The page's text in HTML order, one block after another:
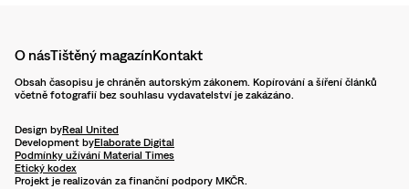
O násTištěný magazínKontakt
Obsah časopisu je chráněn autorským zákonem. Kopírování a šíření článků
včetně fotografií bez souhlasu vydavatelství je zakázáno.
Design byReal United
Development byElaborate Digital
Podmínky užívání Material Times
Etický kodex
Projekt je realizován za finanční podpory MKČR.